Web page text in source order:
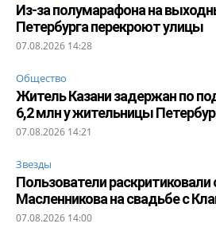
Из-за полумарафона на
Петербурга перекроют улицы
07.08.2026 14:28
Общество
Житель Казани задержан по
6,2 млн у жительницы
07.08.2026 14:21
Звезды
Пользователи раскритиковали
Масленникова на свадьбе с
07.08.2026 14:00